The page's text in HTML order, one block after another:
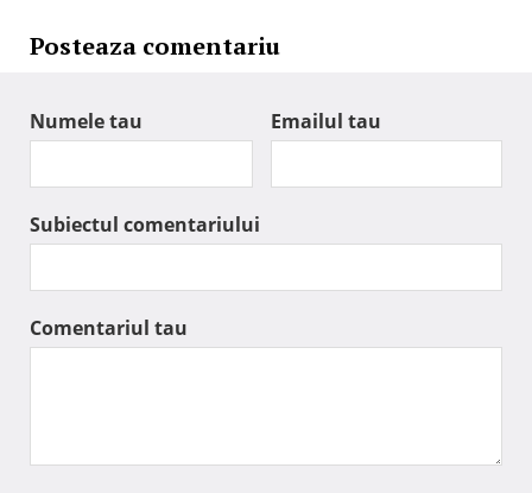
Posteaza comentariu
Numele tau Emailul tau
Subiectul comentariului
Comentariul tau